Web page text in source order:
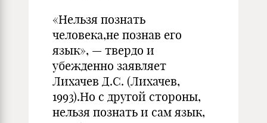
«Нельзя познать
человека,не познав его
язык», — твердо и
убежденно заявляет
Лихачев Д.С. (Лихачев,
1993).Но с другой стороны,
нельзя познать и сам язык,